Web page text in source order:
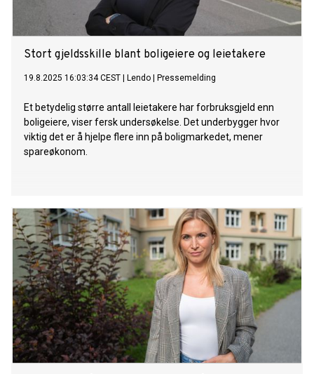
Stort gjeldsskille blant boligeiere og leietakere
19.8.2025 16:03:34 CEST Lendo Pressemelding
Et betydelig større antall leietakere har forbruksgjeld enn
boligeiere, viser fersk undersøkelse. Det underbygger hvor
viktig det er å hjelpe flere inn på boligmarkedet, mener
spareøkonom.